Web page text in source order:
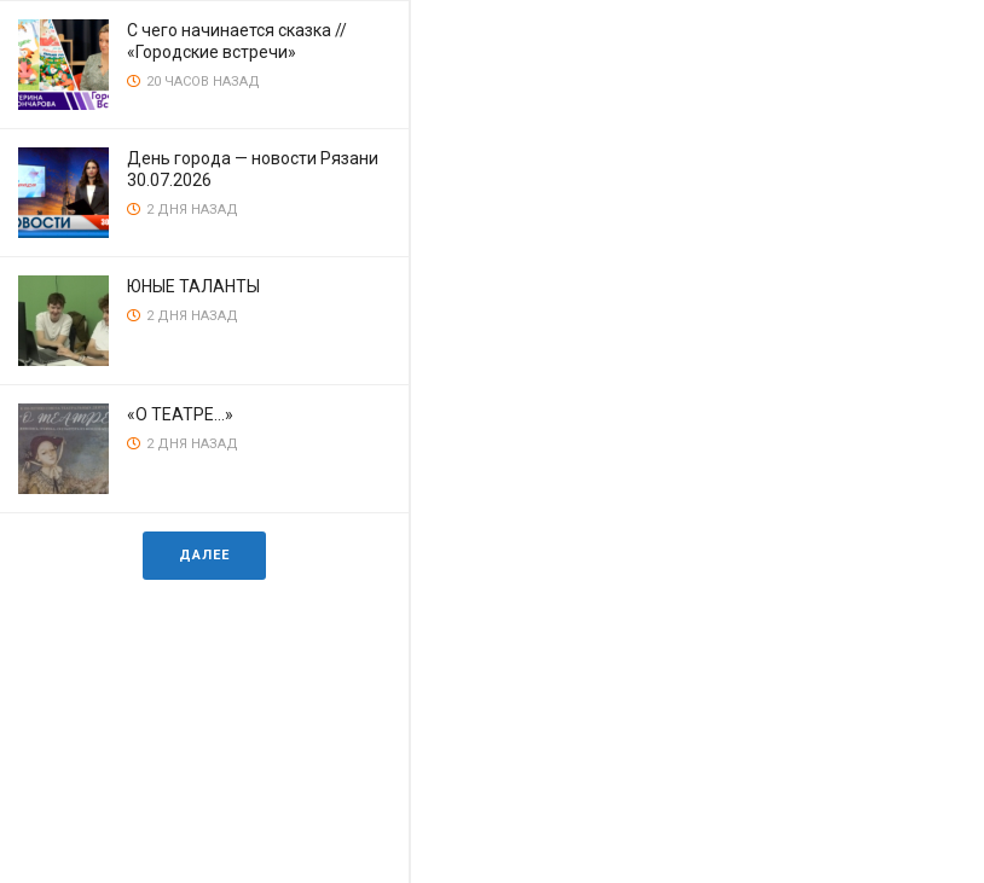
С чего начинается сказка //
«Городские встречи»
20 ЧАСОВ НАЗАД
День города — новости Рязани
30.07.2026
2 ДНЯ НАЗАД
ЮНЫЕ ТАЛАНТЫ
2 ДНЯ НАЗАД
«О ТЕАТРЕ…»
2 ДНЯ НАЗАД
ДАЛЕЕ